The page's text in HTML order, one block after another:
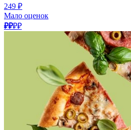
249 ₽
Мало оценок
₽₽₽₽